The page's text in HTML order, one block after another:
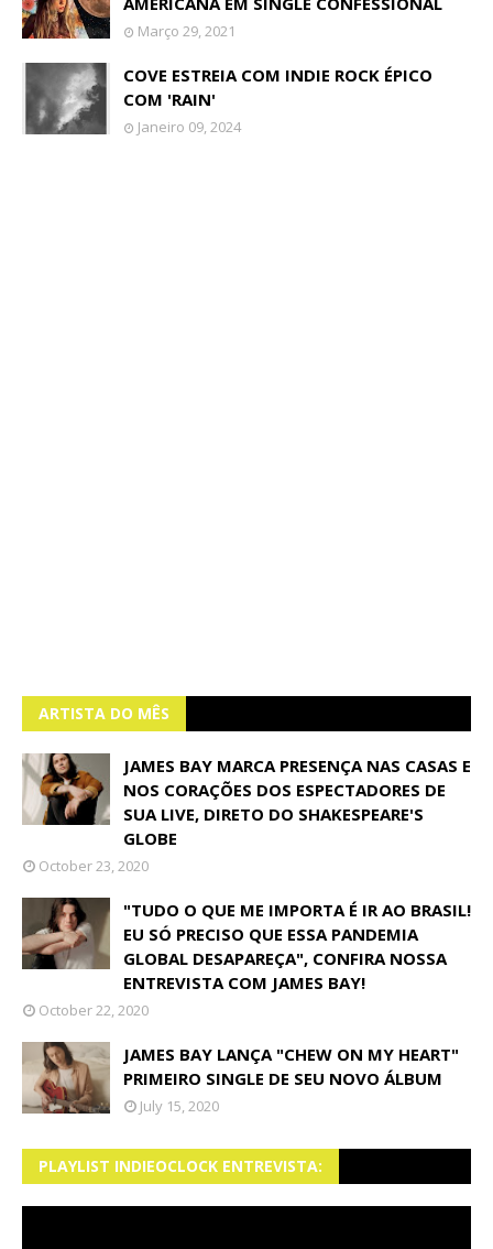
Março 29, 2021
COVE ESTREIA COM INDIE ROCK ÉPICO
COM 'RAIN'
Janeiro 09, 2024
ARTISTA DO MÊS
JAMES BAY MARCA PRESENÇA NAS CASAS E
NOS CORAÇÕES DOS ESPECTADORES DE
SUA LIVE, DIRETO DO SHAKESPEARE'S
GLOBE
October 23, 2020
"TUDO O QUE ME IMPORTA É IR AO BRASIL!
EU SÓ PRECISO QUE ESSA PANDEMIA
GLOBAL DESAPAREÇA", CONFIRA NOSSA
ENTREVISTA COM JAMES BAY!
October 22, 2020
JAMES BAY LANÇA "CHEW ON MY HEART"
PRIMEIRO SINGLE DE SEU NOVO ÁLBUM
July 15, 2020
PLAYLIST INDIEOCLOCK ENTREVISTA: